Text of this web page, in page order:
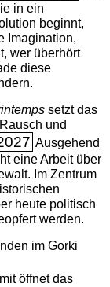
in ein
beginnt,
Imagination,
wer überhört
diese
setzt das
und
Ausgehend
eine Arbeit über
Im Zentrum
heute politisch
werden.
im Gorki
öffnet das